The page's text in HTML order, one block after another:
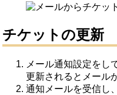
チケットの更新
メール通知設定をし
更新されるとメール
通知メールを受信し